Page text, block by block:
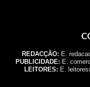
REDACÇÃO: E.
PUBLICIDADE: E.
LEITORES: E.